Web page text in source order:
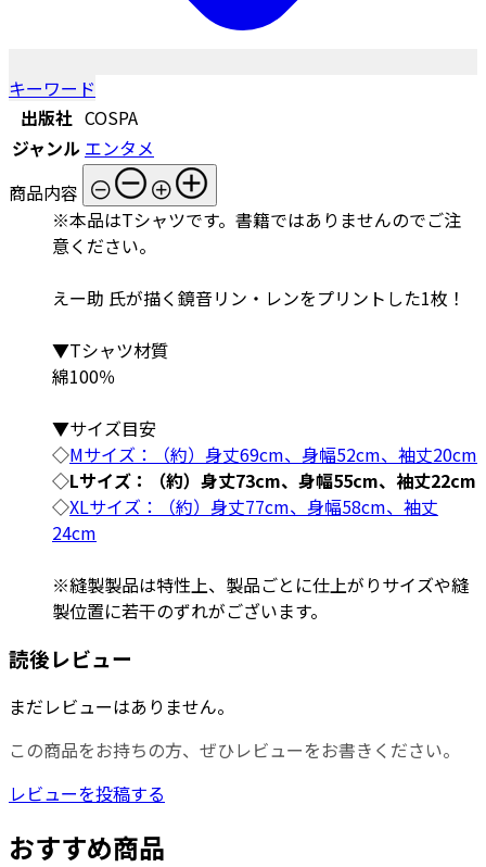
キーワード
出版社 COSPA
ジャンル エンタメ
商品内容
※本品はTシャツです。書籍ではありませんのでご注
意ください。
えー助 氏が描く鏡音リン・レンをプリントした1枚！
▼Tシャツ材質
綿100％
▼サイズ目安
◇Mサイズ：（約）身丈69cm、身幅52cm、袖丈20cm
◇Lサイズ：（約）身丈73cm、身幅55cm、袖丈22cm
◇XLサイズ：（約）身丈77cm、身幅58cm、袖丈
24cm
※縫製製品は特性上、製品ごとに仕上がりサイズや縫
製位置に若干のずれがございます。
読後レビュー
まだレビューはありません。
この商品をお持ちの方、ぜひレビューをお書きください。
レビューを投稿する
おすすめ商品